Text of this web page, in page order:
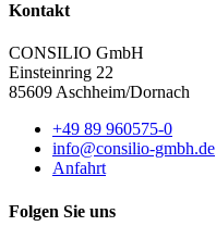
Kontakt
CONSILIO GmbH
Einsteinring 22
85609 Aschheim/Dornach
+49 89 960575-0
info@consilio-gmbh.de
Anfahrt
Folgen Sie uns